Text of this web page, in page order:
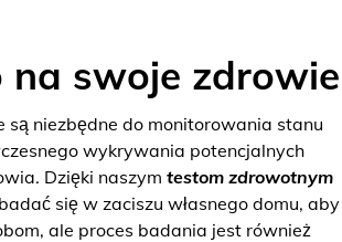
na swoje zdrowie
są niezbędne do monitorowania stanu
wykrywania potencjalnych
Dzięki naszym testom zdrowotnym
się w zaciszu własnego domu, aby
ale proces badania jest również